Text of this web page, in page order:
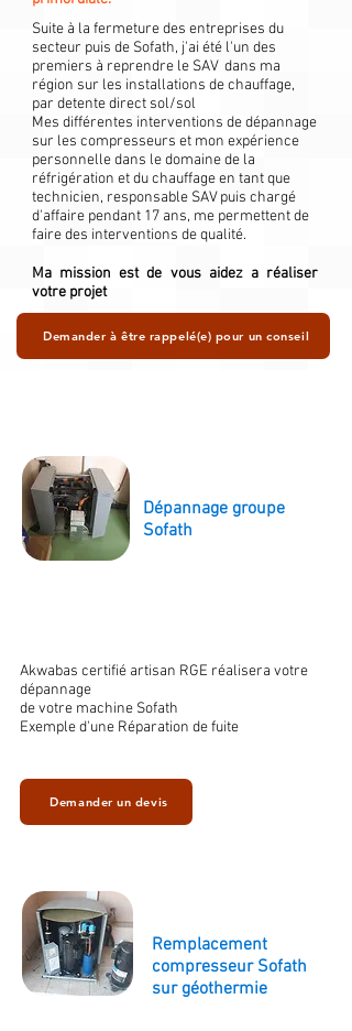
Suite à la fermeture des entreprises du
secteur puis de Sofath, j'ai été l'un des
premiers à reprendre le SAV dans ma
région sur les installations de chauffage,
par detente direct sol/sol
Mes différentes interventions de dépannage
sur les compresseurs et mon expérience
personnelle dans le domaine de la
réfrigération et du chauffage en tant que
technicien, responsable SAV puis chargé
d'affaire pendant 17 ans, me permettent de
faire des interventions de qualité.
Ma mission est de vous aidez a réaliser
votre projet
Demander à être rappelé(e) pour un conseil
Dépannage groupe
Sofath
Akwabas certifié artisan RGE réalisera votre
dépannage
de votre machine Sofath
Exemple d'une Réparation de fuite
Demander un devis
Remplacement
compresseur Sofath
sur géothermie